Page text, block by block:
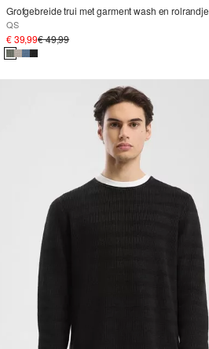
Grofgebreide trui met garment wash en rolrandje
QS
€ 39,99€ 49,99